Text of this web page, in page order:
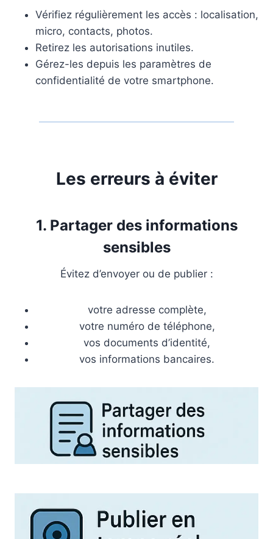
Vérifiez régulièrement les accès : localisation,
micro, contacts, photos.
Retirez les autorisations inutiles.
Gérez-les depuis les paramètres de
confidentialité de votre smartphone.
Les erreurs à éviter
1. Partager des informations
sensibles
Évitez d’envoyer ou de publier :
votre adresse complète,
votre numéro de téléphone,
vos documents d’identité,
vos informations bancaires.